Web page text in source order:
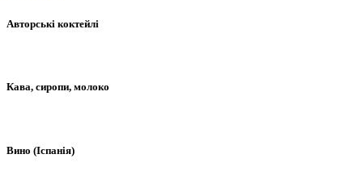
Авторські коктейлі
Кава, сиропи, молоко
Вино (Іспанія)